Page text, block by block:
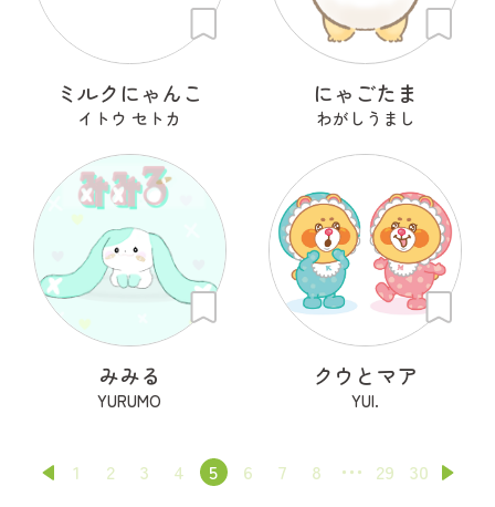
ミルクにゃんこ
イトウ セトカ
にゃごたま
わがしうまし
みみる
YURUMO
クウとマア
YUI.
1 2 3 4 5 6 7 8 29 30